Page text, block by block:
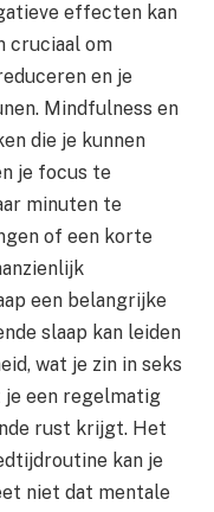
effecten kan
cruciaal om
en je
Mindfulness en
die je kunnen
je focus te
minuten te
of een korte
een belangrijke
slaap kan leiden
wat je zin in seks
je een regelmatig
rust krijgt. Het
kan je
niet dat mentale